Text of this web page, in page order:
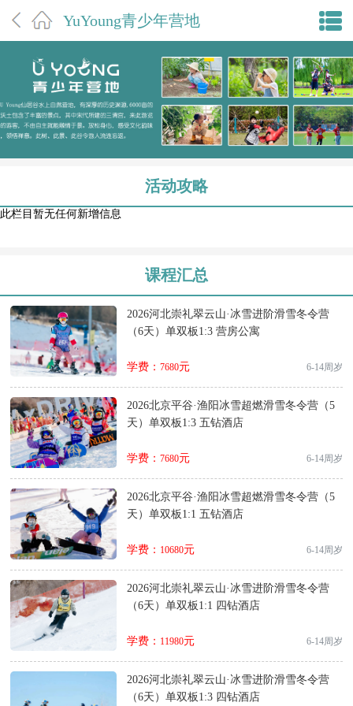
YuYoung青少年营地
活动攻略
此栏目暂无任何新增信息
课程汇总
2026河北崇礼翠云山·冰雪进阶滑雪冬令营
（6天）单双板1:3 营房公寓
学费： 7680元 6-14周岁
2026北京平谷·渔阳冰雪超燃滑雪冬令营（5
天）单双板1:3 五钻酒店
学费： 7680元 6-14周岁
2026北京平谷·渔阳冰雪超燃滑雪冬令营（5
天）单双板1:1 五钻酒店
学费： 10680元 6-14周岁
2026河北崇礼翠云山·冰雪进阶滑雪冬令营
（6天）单双板1:1 四钻酒店
学费： 11980元 6-14周岁
2026河北崇礼翠云山·冰雪进阶滑雪冬令营
（6天）单双板1:3 四钻酒店